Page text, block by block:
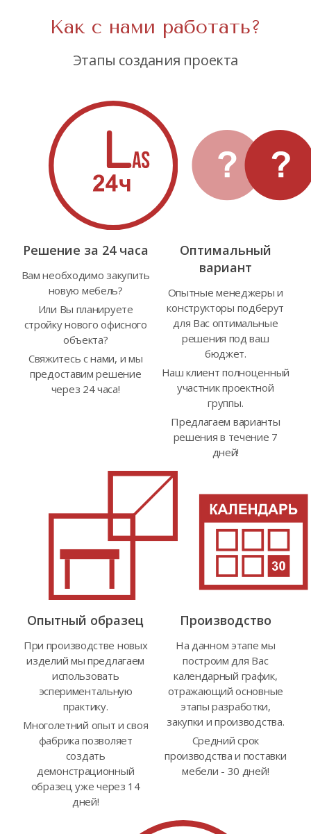
Как с нами работать?
Этапы создания проекта
Решение за 24 часа
Вам необходимо закупить
новую мебель?
Или Вы планируете
стройку нового офисного
объекта?
Свяжитесь с нами, и мы
предоставим решение
через 24 часа!
Оптимальный
вариант
Опытные менеджеры и
конструкторы подберут
для Вас оптимальные
решения под ваш
бюджет.
Наш клиент полноценный
участник проектной
группы.
Предлагаем варианты
решения в течение 7
дней!
Опытный образец
При производстве новых
изделий мы предлагаем
использовать
эспериментальную
практику.
Многолетний опыт и своя
фабрика позволяет
создать
демонстрационный
образец уже через 14
дней!
Производство
На данном этапе мы
построим для Вас
календарный график,
отражающий основные
этапы разработки,
закупки и производства.
Средний срок
производства и поставки
мебели - 30 дней!